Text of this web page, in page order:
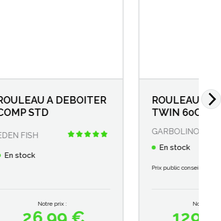
ROULEAU MATCH
GARBOLINO
176,90 €